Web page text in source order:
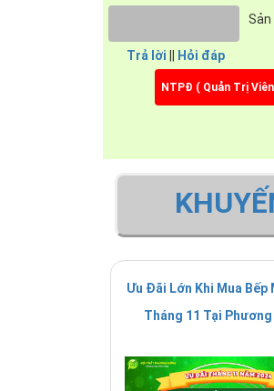
Bếp từ Munchen
mặt bếp: 715 x 435mm,
bày bán và phân phối tại
+ Tham khảo thêm sản
Sản
Trả lời Hỏi đáp
NTPĐ ( Quản Trị
Ưu Đãi Lớn Khi Mua Bếp
Tháng 11 Tại